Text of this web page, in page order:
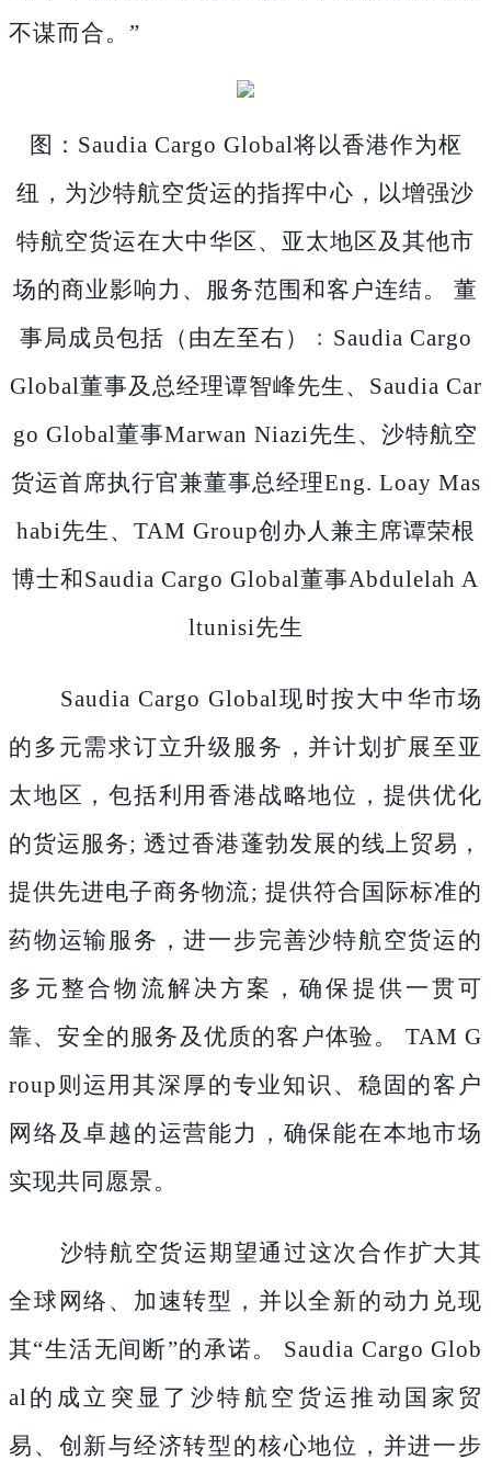
不谋而合。”
图： Saudia Cargo Global将以香港作为枢
纽，为沙特航空货运的指挥中心，以增强沙
特航空货运在大中华区、亚太地区及其他市
场的商业影响力、服务范围和客户连结。 董
事局成员包括（由左至右）﹕Saudia Cargo
Global董事及总经理谭智峰先生、Saudia Car
go Global董事Marwan Niazi先生、沙特航空
货运首席执行官兼董事总经理Eng. Loay Mas
habi先生、TAM Group创办人兼主席谭荣根
博士和Saudia Cargo Global董事Abdulelah A
ltunisi先生
Saudia Cargo Global现时按大中华市场
的多元需求订立升级服务，并计划扩展至亚
太地区，包括利用香港战略地位，提供优化
的货运服务; 透过香港蓬勃发展的线上贸易，
提供先进电子商务物流; 提供符合国际标准的
药物运输服务，进一步完善沙特航空货运的
多元整合物流解决方案，确保提供一贯可
靠、安全的服务及优质的客户体验。 TAM G
roup则运用其深厚的专业知识、稳固的客户
网络及卓越的运营能力，确保能在本地市场
实现共同愿景。
沙特航空货运期望通过这次合作扩大其
全球网络、加速转型，并以全新的动力兑现
其“生活无间断”的承诺。 Saudia Cargo Glob
al的成立突显了沙特航空货运推动国家贸
易、创新与经济转型的核心地位，并进一步